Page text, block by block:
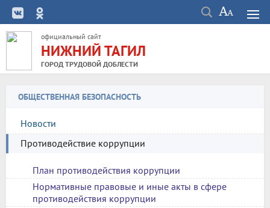
официальный сайт
НИЖНИЙ ТАГИЛ
ГОРОД ТРУДОВОЙ ДОБЛЕСТИ
ОБЩЕСТВЕННАЯ БЕЗОПАСНОСТЬ
Новости
Противодействие коррупции
План противодействия коррупции
Нормативные правовые и иные акты в сфере
противодействия коррупции